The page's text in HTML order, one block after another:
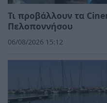
Τι προβάλλουν τα
Πελοποννήσου
06/08/2026 15:12